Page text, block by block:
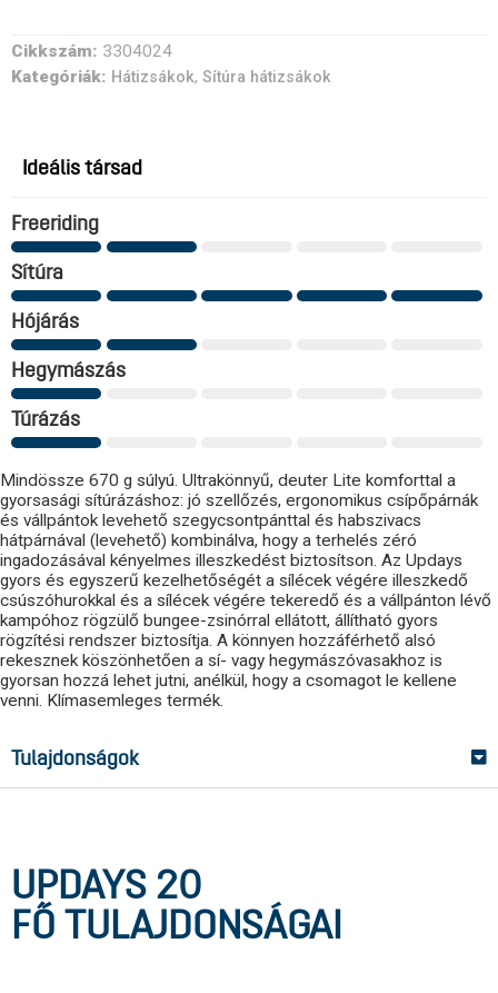
Cikkszám: 3304024
Kategóriák: Hátizsákok, Sítúra hátizsákok
Mindössze 670 g súlyú. Ultrakönnyű, deuter Lite komforttal a
gyorsasági sítúrázáshoz: jó szellőzés, ergonomikus csípőpárnák
és vállpántok levehető szegycsontpánttal és habszivacs
hátpárnával (levehető) kombinálva, hogy a terhelés zéró
ingadozásával kényelmes illeszkedést biztosítson. Az Updays
gyors és egyszerű kezelhetőségét a sílécek végére illeszkedő
csúszóhurokkal és a sílécek végére tekeredő és a vállpánton lévő
kampóhoz rögzülő bungee-zsinórral ellátott, állítható gyors
rögzítési rendszer biztosítja. A könnyen hozzáférhető alsó
rekesznek köszönhetően a sí- vagy hegymászóvasakhoz is
gyorsan hozzá lehet jutni, anélkül, hogy a csomagot le kellene
venni. Klímasemleges termék.
Tulajdonságok
Ideális társad
Freeriding
Sítúra
Hójárás
Hegymászás
Túrázás
UPDAYS 20
FŐ TULAJDONSÁGAI